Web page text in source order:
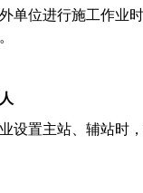
单位进行施工作业
设置主站、辅站时